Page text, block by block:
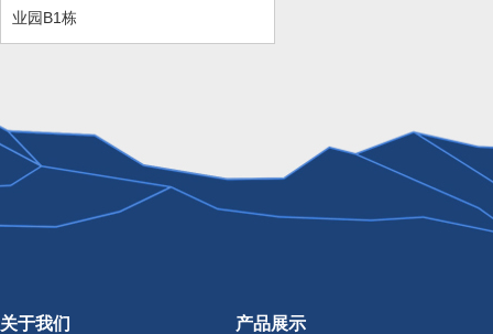
业园B1栋
关于我们 产品展示